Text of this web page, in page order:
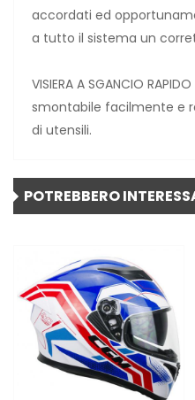
accordati ed
a tutto il sistema un
VISIERA A SGANCIO
smontabile facilmente e
di utensili.
POTREBBERO